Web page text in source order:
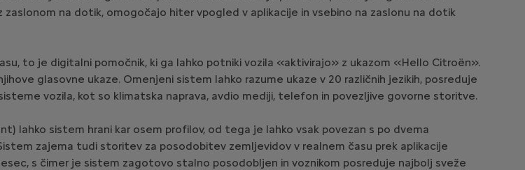
na dotik, omogočajo hiter vpogled v aplikacije in vsebino na zaslonu na dotik
to je digitalni pomočnik, ki ga lahko potniki vozila «aktivirajo» z ukazom «Hello Citroën».
glasovne ukaze. Omenjeni sistem lahko razume ukaze v 20 različnih jezikih, posreduje
vozila, kot so klimatska naprava, avdio mediji, telefon in povezljive govorne storitve.
lahko sistem hrani kar osem profilov, od tega je lahko vsak povezan s po dvema
zajema tudi storitev za posodobitev zemljevidov v realnem času prek aplikacije
s čimer je sistem zagotovo stalno posodobljen in voznikom posreduje najbolj sveže